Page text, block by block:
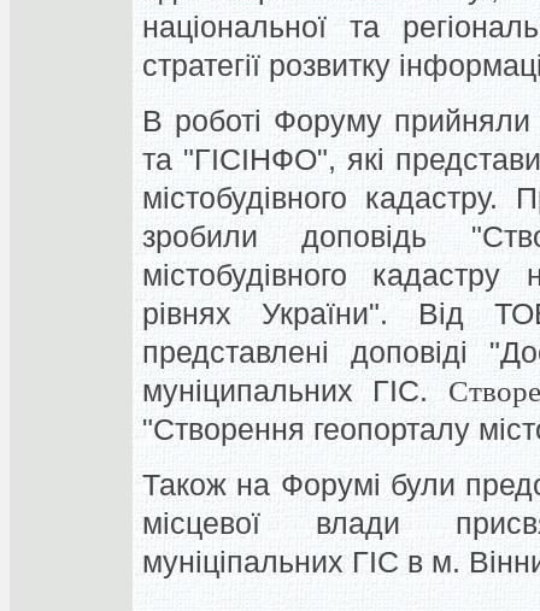
національної та
стратегії розвитку
В роботі Форуму прийняли
та "ГІСІНФО", які
містобудівного
зробили доповідь
містобудівного
рівнях України". Від
представлені доповіді
муніципальних ГІС.
"Створення геопорталу
Також на Форумі були
місцевої влади
муніціпальних ГІС в м.